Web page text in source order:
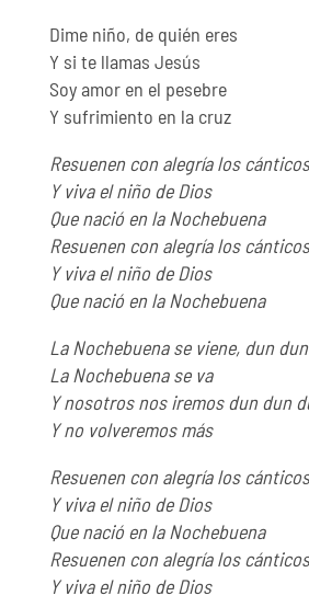
Dime niño, de quién eres
Y si te llamas Jesús
Soy amor en el pesebre
Y sufrimiento en la cruz
Resuenen con alegría los
Y viva el niño de Dios
Que nació en la Nochebuena
Resuenen con alegría los
Y viva el niño de Dios
Que nació en la Nochebuena
La Nochebuena se viene, dun
La Nochebuena se va
Y nosotros nos iremos dun dun
Y no volveremos más
Resuenen con alegría los
Y viva el niño de Dios
Que nació en la Nochebuena
Resuenen con alegría los
Y viva el niño de Dios